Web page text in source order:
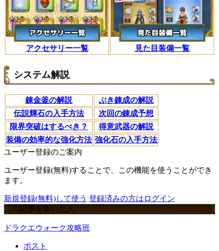
アクセサリー一覧 見た目装備一覧
システム解説
錬金釜の解説
ぶき錬成の解説
伝説輝石の入手方法
次回の錬成予想
限界突破はするべき？
得意武器の解説
装備の効率的な強化方法 強化石の入手方法
ユーザー登録のご案内
ユーザー登録(無料)することで、この機能を使うことができ
ます。
新規登録(無料)して使う 登録済みの方はログイン
この記事を書いた人
ドラクエウォーク攻略班
ポスト